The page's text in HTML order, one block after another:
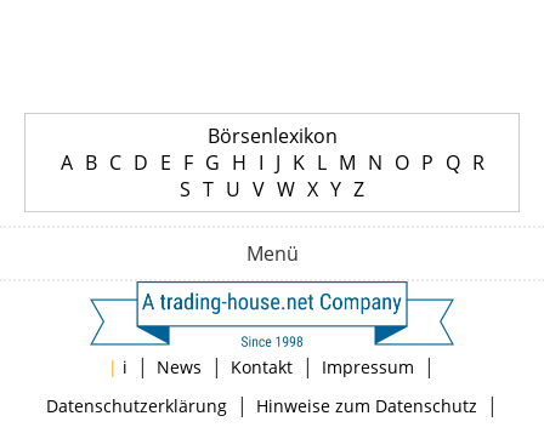
Börsenlexikon
A B C D E F G H I J K L M N O P Q R
S T U V W X Y Z
Menü
| i | News | Kontakt | Impressum |
Datenschutzerklärung| Hinweise zum Datenschutz
|